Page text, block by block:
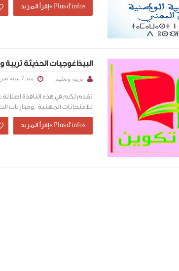
Plus d'infos »إقرأ المزيد
البيذاغوجيات الحذيثة
تربية وتعليم منذ 7 سنه تقريبا
نقدم لكم في هذه النافذة
للامتحانات المهنية ,ومباريات
Plus d'infos »إقرأ المزيد